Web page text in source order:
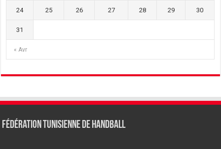
« Avr
24 25 26 27 28 29 30
31
Fédération tunisienne de Handball